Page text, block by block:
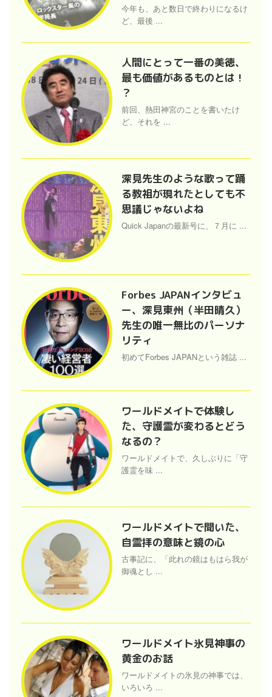
今年も、あと数日で終わりになるけ
ど、最後 ...
人間にとって一番の美徳、
最も価値があるものとは !
？
前回、熱田神宮のことを書いたけ
ど、それを ...
深見先生のような歌って踊
る教祖が現れたとしても不
思議じゃないよね
Quick Japanの最新号に、７月に ...
Forbes JAPANインタビュ
ー、深見東州（半田晴久）
先生の唯一無比のパーソナ
リティ
初めてForbes JAPANという雑誌 ...
ワールドメイトで体験し
た、守護霊が変わるとどう
なるの？
ワールドメイトで、久しぶりに「守
護霊を味 ...
ワールドメイトで聞いた、
自霊拝の意味と鏡の心
古事記に、「此れの鏡はもはら我が
御魂とし ...
ワールドメイト氷見神事の
黄金のお話
ワールドメイトの氷見の神事では、
いろいろ ...